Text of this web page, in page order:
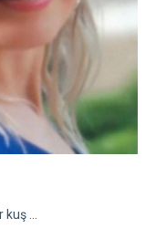
...